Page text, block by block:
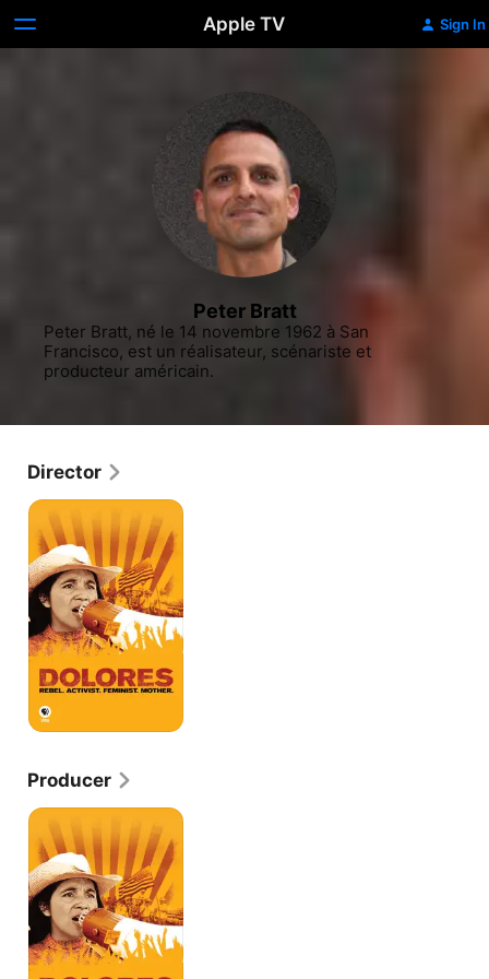
Apple TV Sign In
Peter Bratt
Peter Bratt, né le 14 novembre 1962 à San
Francisco, est un réalisateur, scénariste et
producteur américain.
Director
Dolores
Producer
Dolores